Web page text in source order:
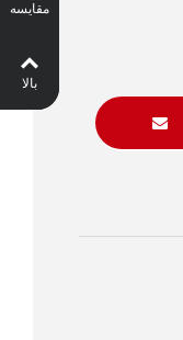
مقایسه
بالا